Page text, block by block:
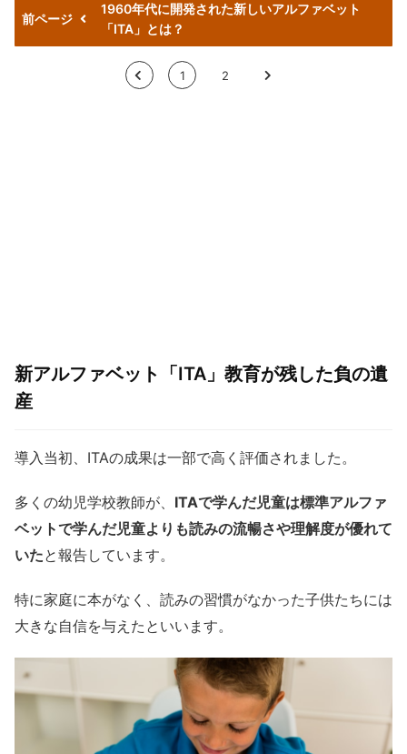
前ページ
1960年代に開発された新しいアルファベット
「ITA」とは？
< 1 2 >
新アルファベット「ITA」教育が残した負の遺
産
導入当初、ITAの成果は一部で高く評価されました。
多くの幼児学校教師が、 ITAで学んだ児童は標準アルファ
ベットで学んだ児童よりも読みの流暢さや理解度が優れて
いたと報告しています。
特に家庭に本がなく、読みの習慣がなかった子供たちには
大きな自信を与えたといいます。